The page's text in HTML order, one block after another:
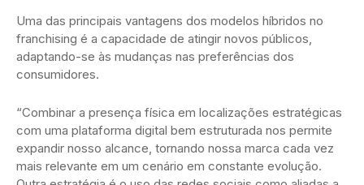
Uma das principais vantagens dos modelos híbridos no
franchising é a capacidade de atingir novos públicos,
adaptando-se às mudanças nas preferências dos
consumidores.
“Combinar a presença física em localizações estratégicas
com uma plataforma digital bem estruturada nos permite
expandir nosso alcance, tornando nossa marca cada vez
mais relevante em um cenário em constante evolução.